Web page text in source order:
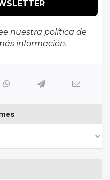
nuestra política de
información.